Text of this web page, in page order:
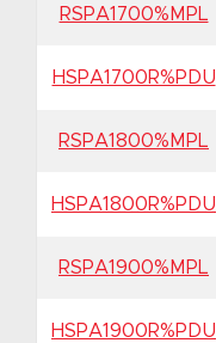
RSPA1700%MPL
HSPA1700R%PDU
RSPA1800%MPL
HSPA1800R%PDU
RSPA1900%MPL
HSPA1900R%PDU